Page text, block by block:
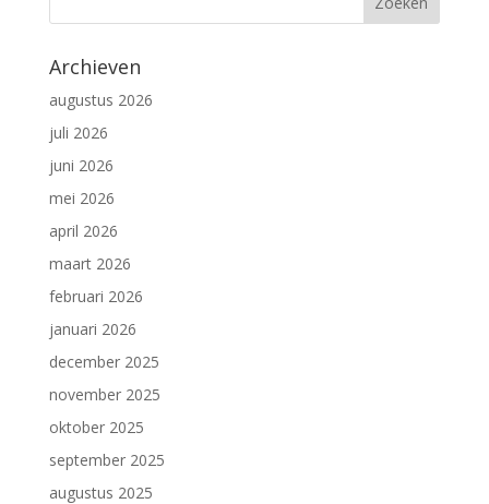
Archieven
augustus 2026
juli 2026
juni 2026
mei 2026
april 2026
maart 2026
februari 2026
januari 2026
december 2025
november 2025
oktober 2025
september 2025
augustus 2025